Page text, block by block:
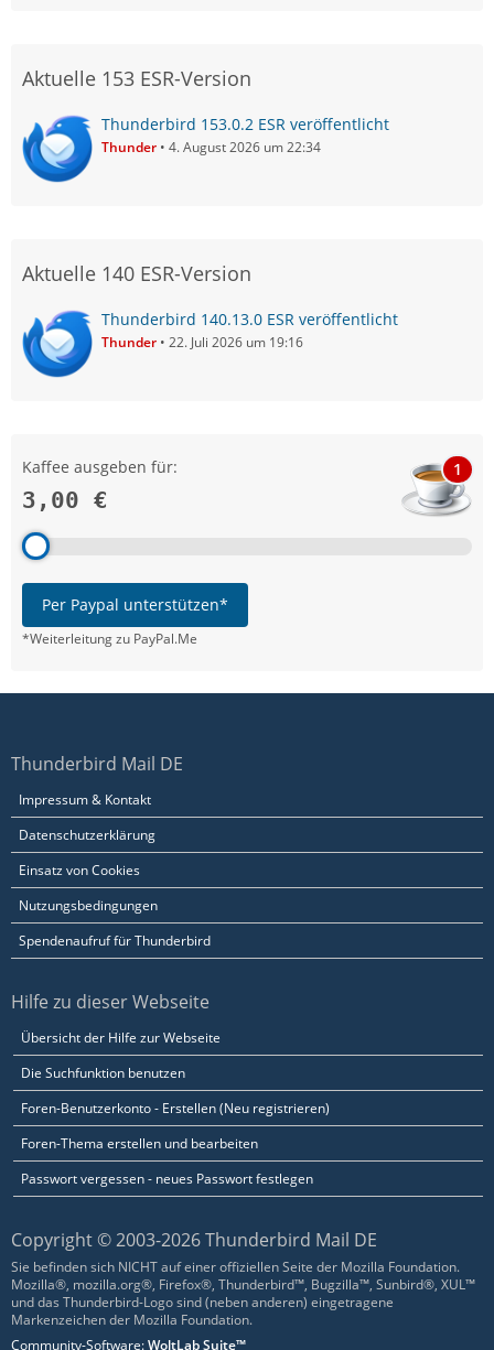
Aktuelle 153 ESR-Version
Thunderbird 153.0.2 ESR veröffentlicht
Thunder 4. August 2026 um 22:34
Aktuelle 140 ESR-Version
Thunderbird 140.13.0 ESR veröffentlicht
Thunder 22. Juli 2026 um 19:16
Kaffee ausgeben für:
3,00 €
1
Per Paypal unterstützen*
*Weiterleitung zu PayPal.Me
Thunderbird Mail DE
Impressum & Kontakt
Datenschutzerklärung
Einsatz von Cookies
Nutzungsbedingungen
Spendenaufruf für Thunderbird
Hilfe zu dieser Webseite
Übersicht der Hilfe zur Webseite
Die Suchfunktion benutzen
Foren-Benutzerkonto - Erstellen (Neu registrieren)
Foren-Thema erstellen und bearbeiten
Passwort vergessen - neues Passwort festlegen
Copyright © 2003-2026 Thunderbird Mail DE
Sie befinden sich NICHT auf einer offiziellen Seite der Mozilla Foundation.
Mozilla®, mozilla.org®, Firefox®, Thunderbird™, Bugzilla™, Sunbird®, XUL™
und das Thunderbird-Logo sind (neben anderen) eingetragene
Markenzeichen der Mozilla Foundation.
Community-Software:WoltLab Suite™